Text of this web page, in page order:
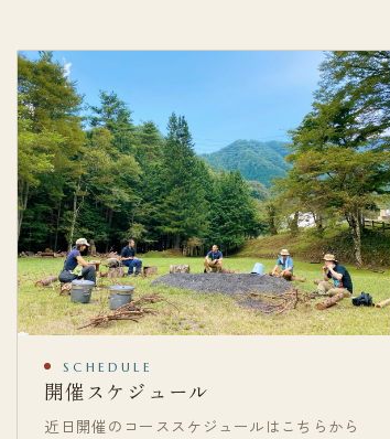
SCHEDULE
開催スケジュール
近日開催のコーススケジュールはこちらから